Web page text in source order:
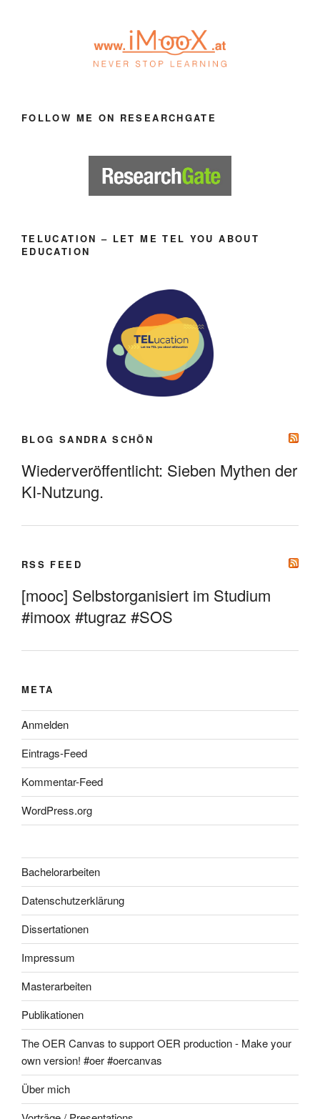
FOLLOW ME ON RESEARCHGATE
TELUCATION – LET ME TEL YOU ABOUT
EDUCATION
BLOG SANDRA SCHÖN
Wiederveröffentlicht: Sieben Mythen der
KI-Nutzung.
RSS FEED
[mooc] Selbstorganisiert im Studium
#imoox #tugraz #SOS
META
Anmelden
Eintrags-Feed
Kommentar-Feed
WordPress.org
Bachelorarbeiten
Datenschutzerklärung
Dissertationen
Impressum
Masterarbeiten
Publikationen
The OER Canvas to support OER production - Make your
own version! #oer #oercanvas
Über mich